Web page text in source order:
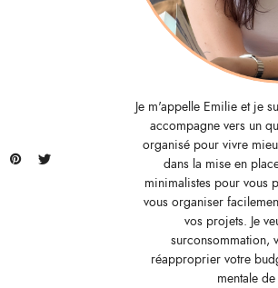
Je m'appelle Emilie et je
accompagne vers un
organisé pour vivre
dans la mise en
minimalistes pour vous
vous organiser
vos projets. Je
surconsommation,
réapproprier votre
mentale